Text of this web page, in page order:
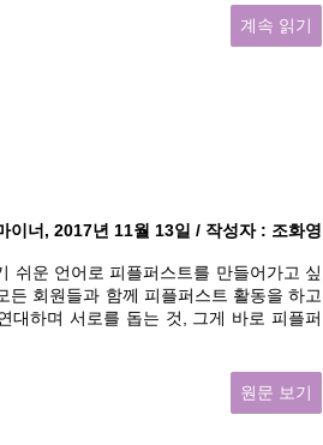
계속 읽기
이너, 2017년 11월 13일 / 작성자 : 조화영
쉬운 언어로 피플퍼스트를 만들어가고 싶
회원들과 함께 피플퍼스트 활동을 하고
대하며 서로를 돕는 것, 그게 바로 피플퍼
원문 보기